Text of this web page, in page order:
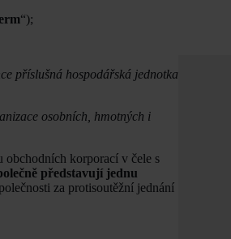
“);
příslušná hospodářská jednotka
osobních, hmotných i
obchodních korporací v čele s
představují jednu
za protisoutěžní jednání